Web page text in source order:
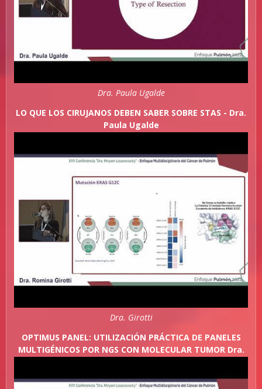
Dra. Paula Ugalde
LO QUE LOS CIRUJANOS DEBEN SABER SOBRE STAS - Dra.
Paula Ugalde
Dra. Girotti
OPTIMUS PANEL: UTILIZACIÓN PRÁCTICA DE PANELES
MULTIGÉNICOS POR NGS CON MOLECULAR TUMOR Dra.